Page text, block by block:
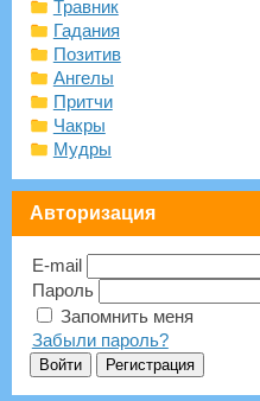
Травник
Гадания
Позитив
Ангелы
Притчи
Чакры
Мудры
Авторизация
E-mail
Пароль
Запомнить меня
Забыли пароль?